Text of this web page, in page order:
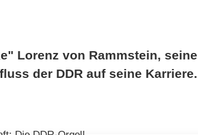
Lorenz von Rammstein, seine
der DDR auf seine Karriere.